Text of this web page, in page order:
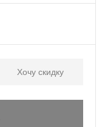
Хочу скидку